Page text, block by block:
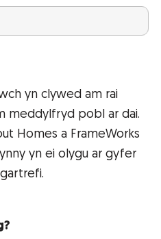
yn clywed am rai
meddylfryd pobl ar dai.
Homes a FrameWorks
yn ei olygu ar gyfer